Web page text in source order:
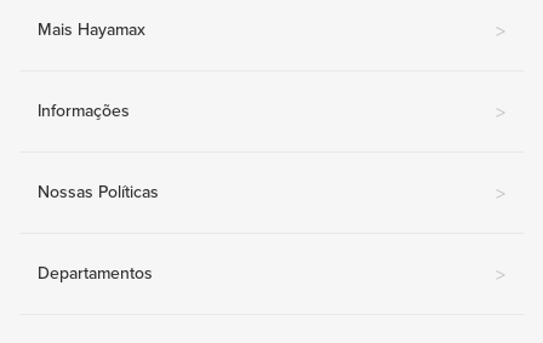
Mais Hayamax >
Informações >
Nossas Políticas >
Departamentos >